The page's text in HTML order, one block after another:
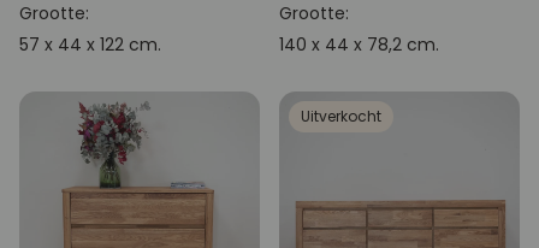
Grootte:
57 x 44 x 122 cm.
Grootte:
140 x 44 x 78,2 cm.
Uitverkocht